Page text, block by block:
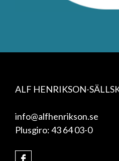
ALF HENRIKSON-
info@alfhenrikson.se
Plusgiro: 43 64 03-0